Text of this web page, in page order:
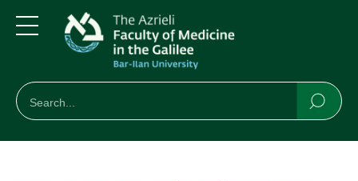
to
main
content
to
main
Navigation
חיפוש
Search